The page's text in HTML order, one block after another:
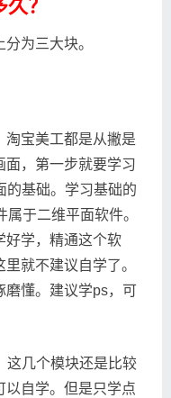
？
为三大块。
淘宝美工都是从撇是
面，第一步就要学习
的基础。学习基础的
于二维平面软件。
好学，精通这个软
就不建议自学了。
磨懂。建议学ps，可
这几个模块还是比较
以自学。但是只学点